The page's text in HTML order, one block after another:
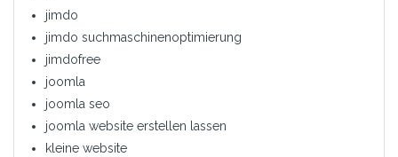
jimdo
jimdo suchmaschinenoptimierung
jimdofree
joomla
joomla seo
joomla website erstellen lassen
kleine website